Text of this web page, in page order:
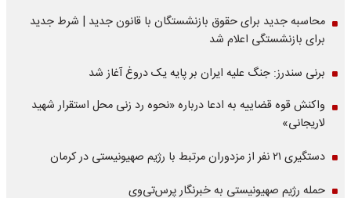
محاسبه جدید برای حقوق بازنشستگان با قانون جدید | شرط جدید
برای بازنشستگی اعلام شد
برنی سندرز: جنگ علیه ایران بر پایه یک دروغ آغاز شد
واکنش قوه قضاییه به ادعا درباره «نحوه رد زنی محل استقرار شهید
لاریجانی»
دستگیری ۲۱ نفر از مزدوران مرتبط با رژیم صهیونیستی در کرمان
حمله رژیم صهیونیستی به خبرنگار پرس‌تی‌وی